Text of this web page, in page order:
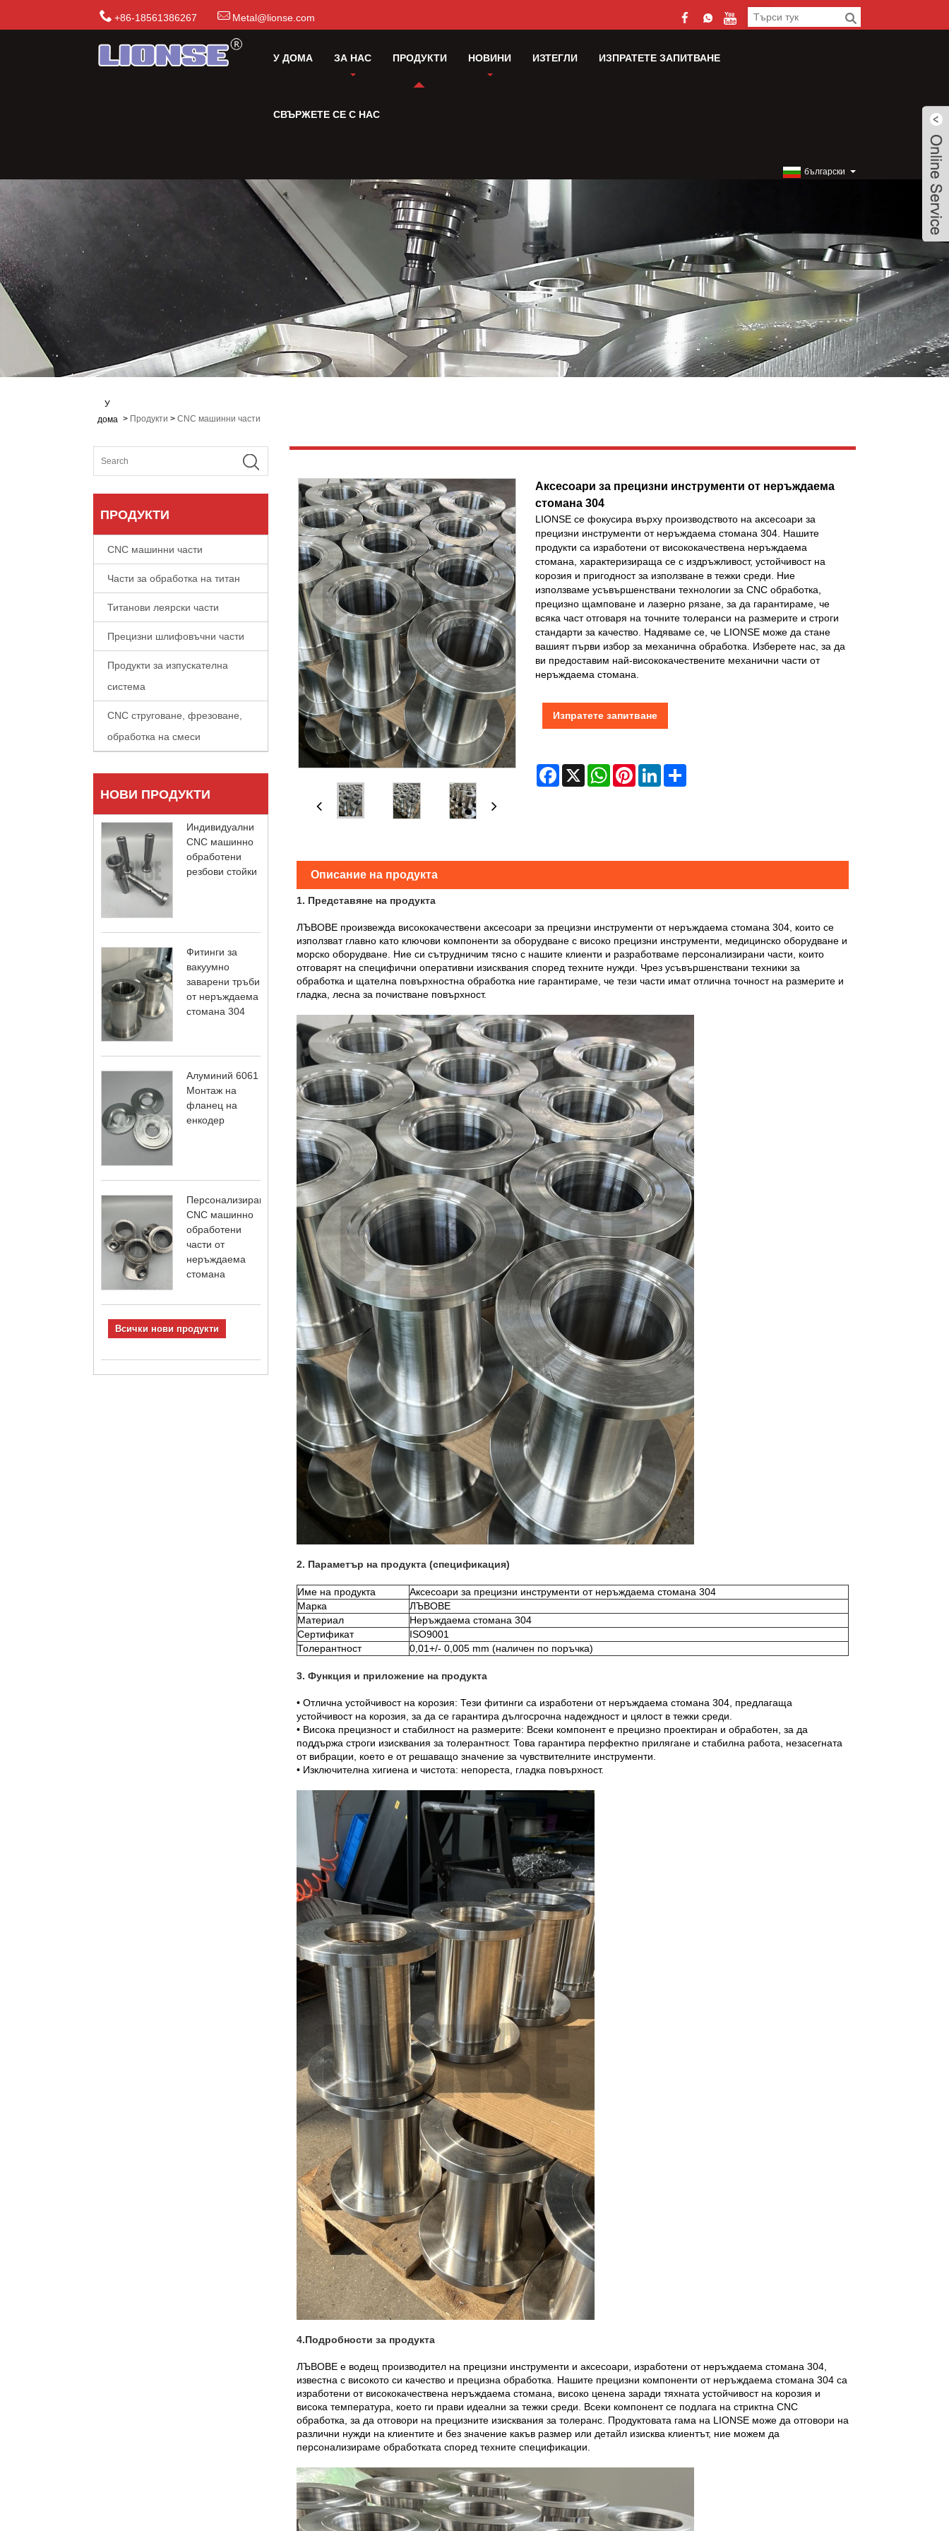
+86-18561386267 Metal@lionse.com
У ДОМА ЗА НАС ПРОДУКТИ НОВИНИ ИЗТЕГЛИ ИЗПРАТЕТЕ ЗАПИТВАНЕ
СВЪРЖЕТЕ СЕ С НАС
български
У
дома > Продукти > CNC машинни части
ПРОДУКТИ
CNC машинни части
Части за обработка на титан
Титанови леярски части
Прецизни шлифовъчни части
Продукти за изпускателна
система
CNC струговане, фрезоване,
обработка на смеси
НОВИ ПРОДУКТИ
Индивидуални
CNC машинно
обработени
резбови стойки
Фитинги за
вакуумно
заварени тръби
от неръждаема
стомана 304
Алуминий 6061
Монтаж на
фланец на
енкодер
Персонализирани
CNC машинно
обработени
части от
неръждаема
стомана
Всички нови продукти
Аксесоари за прецизни инструменти от неръждаема
стомана 304
LIONSE се фокусира върху производството на аксесоари за
прецизни инструменти от неръждаема стомана 304. Нашите
продукти са изработени от висококачествена неръждаема
стомана, характеризираща се с издръжливост, устойчивост на
корозия и пригодност за използване в тежки среди. Ние
използваме усъвършенствани технологии за CNC обработка,
прецизно щамповане и лазерно рязане, за да гарантираме, че
всяка част отговаря на точните толеранси на размерите и строги
стандарти за качество. Надяваме се, че LIONSE може да стане
вашият първи избор за механична обработка. Изберете нас, за да
ви предоставим най-висококачествените механични части от
неръждаема стомана.
Изпратете запитване
Facebook
X WhatsAppPinterestLinkedInShare
Описание на продукта
1. Представяне на продукта
ЛЪВОВЕ произвежда висококачествени аксесоари за прецизни инструменти от неръждаема стомана 304, които се
използват главно като ключови компоненти за оборудване с високо прецизни инструменти, медицинско оборудване и
морско оборудване. Ние си сътрудничим тясно с нашите клиенти и разработваме персонализирани части, които
отговарят на специфични оперативни изисквания според техните нужди. Чрез усъвършенствани техники за
обработка и щателна повърхностна обработка ние гарантираме, че тези части имат отлична точност на размерите и
гладка, лесна за почистване повърхност.
2. Параметър на продукта (спецификация)
Име на продукта
Аксесоари за прецизни инструменти от неръждаема стомана 304
Марка
ЛЪВОВЕ
Материал
Неръждаема стомана 304
Сертификат
ISO9001
Толерантност
0,01+/- 0,005 mm (наличен по поръчка)
3. Функция и приложение на продукта
• Отлична устойчивост на корозия: Тези фитинги са изработени от неръждаема стомана 304, предлагаща
устойчивост на корозия, за да се гарантира дългосрочна надеждност и цялост в тежки среди.
• Висока прецизност и стабилност на размерите: Всеки компонент е прецизно проектиран и обработен, за да
поддържа строги изисквания за толерантност. Това гарантира перфектно прилягане и стабилна работа, незасегната
от вибрации, което е от решаващо значение за чувствителните инструменти.
• Изключителна хигиена и чистота: непореста, гладка повърхност.
4.Подробности за продукта
ЛЪВОВЕ е водещ производител на прецизни инструменти и аксесоари, изработени от неръждаема стомана 304,
известна с високото си качество и прецизна обработка. Нашите прецизни компоненти от неръждаема стомана 304 са
изработени от висококачествена неръждаема стомана, високо ценена заради тяхната устойчивост на корозия и
висока температура, което ги прави идеални за тежки среди. Всеки компонент се подлага на стриктна CNC
обработка, за да отговори на прецизните изисквания за толеранс. Продуктовата гама на LIONSE може да отговори на
различни нужди на клиентите и без значение какъв размер или детайл изисква клиентът, ние можем да
персонализираме обработката според техните спецификации.